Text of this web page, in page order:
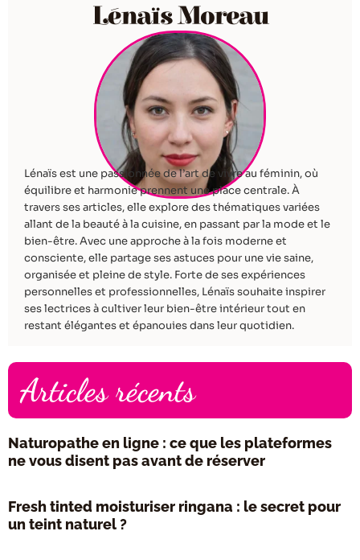
Lénaïs Moreau
Lénaïs est une passionnée de l’art de vivre au féminin, où
équilibre et harmonie prennent une place centrale. À
travers ses articles, elle explore des thématiques variées
allant de la beauté à la cuisine, en passant par la mode et le
bien-être. Avec une approche à la fois moderne et
consciente, elle partage ses astuces pour une vie saine,
organisée et pleine de style. Forte de ses expériences
personnelles et professionnelles, Lénaïs souhaite inspirer
ses lectrices à cultiver leur bien-être intérieur tout en
restant élégantes et épanouies dans leur quotidien.
Articles récents
Naturopathe en ligne : ce que les plateformes
ne vous disent pas avant de réserver
Fresh tinted moisturiser ringana : le secret pour
un teint naturel ?